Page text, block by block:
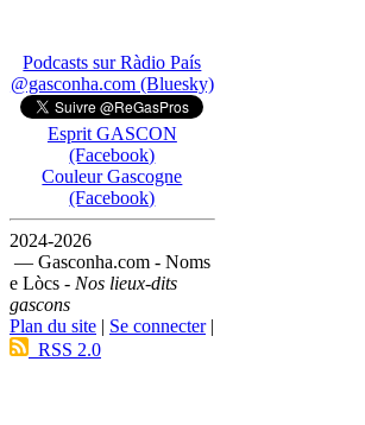
Podcasts sur Ràdio País
@gasconha.com (Bluesky)
Esprit GASCON
(Facebook)
Couleur Gascogne
(Facebook)
2024-2026
— Gasconha.com - Noms
e Lòcs - Nos lieux-dits
gascons
Plan du site | Se connecter|
RSS 2.0